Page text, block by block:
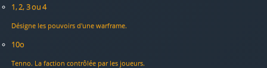
1, 2, 3 ou 4
Désigne les pouvoirs d'une warframe.
10o
Tenno. La faction contrôlée par les joueurs.